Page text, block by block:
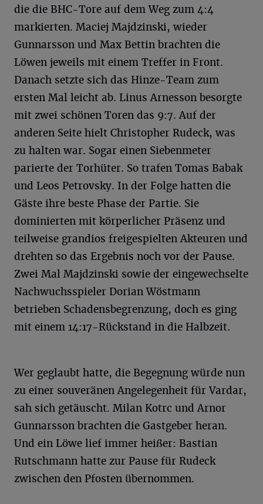
die die BHC-Tore auf dem Weg zum 4:4
markierten. Maciej Majdzinski, wieder
Gunnarsson und Max Bettin brachten die
Löwen jeweils mit einem Treffer in Front.
Danach setzte sich das Hinze-Team zum
ersten Mal leicht ab. Linus Arnesson besorgte
mit zwei schönen Toren das 9:7. Auf der
anderen Seite hielt Christopher Rudeck, was
zu halten war. Sogar einen Siebenmeter
parierte der Torhüter. So trafen Tomas Babak
und Leos Petrovsky. In der Folge hatten die
Gäste ihre beste Phase der Partie. Sie
dominierten mit körperlicher Präsenz und
teilweise grandios freigespielten Akteuren und
drehten so das Ergebnis noch vor der Pause.
Zwei Mal Majdzinski sowie der eingewechselte
Nachwuchsspieler Dorian Wöstmann
betrieben Schadensbegrenzung, doch es ging
mit einem 14:17-Rückstand in die Halbzeit.
Wer geglaubt hatte, die Begegnung würde nun
zu einer souveränen Angelegenheit für Vardar,
sah sich getäuscht. Milan Kotrc und Arnor
Gunnarsson brachten die Gastgeber heran.
Und ein Löwe lief immer heißer: Bastian
Rutschmann hatte zur Pause für Rudeck
zwischen den Pfosten übernommen.